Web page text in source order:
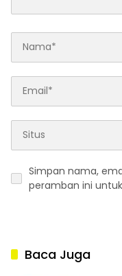
Simpan nama,
peramban ini
Baca Juga